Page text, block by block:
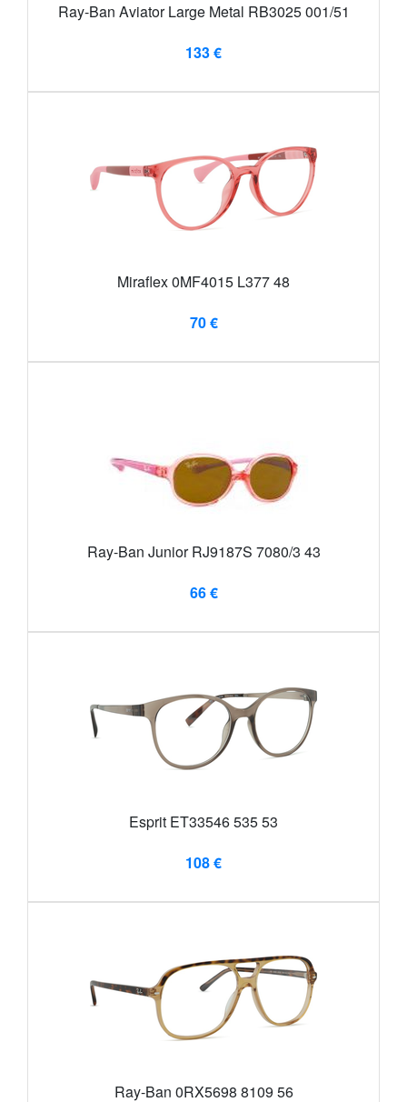
Ray-Ban Aviator Large Metal RB3025 001/51
133 €
Miraflex 0MF4015 L377 48
70 €
Ray-Ban Junior RJ9187S 7080/3 43
66 €
Esprit ET33546 535 53
108 €
Ray-Ban 0RX5698 8109 56